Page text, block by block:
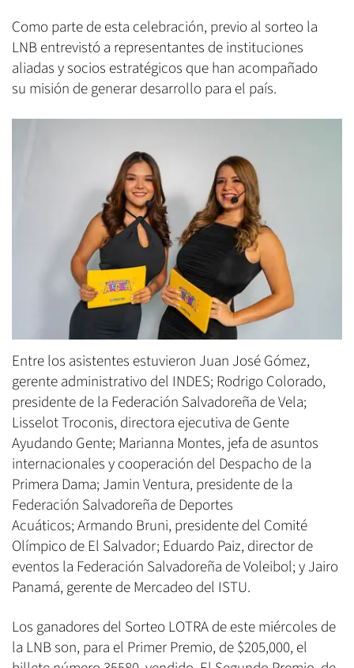
Como parte de esta celebración, previo al sorteo la
LNB entrevistó a representantes de instituciones
aliadas y socios estratégicos que han acompañado
su misión de generar desarrollo para el país.
Entre los asistentes estuvieron Juan José Gómez,
gerente administrativo del INDES; Rodrigo Colorado,
presidente de la Federación Salvadoreña de Vela;
Lisselot Troconis, directora ejecutiva de Gente
Ayudando Gente; Marianna Montes, jefa de asuntos
internacionales y cooperación del Despacho de la
Primera Dama; Jamin Ventura, presidente de la
Federación Salvadoreña de Deportes
Acuáticos; Armando Bruni, presidente del Comité
Olímpico de El Salvador; Eduardo Paiz, director de
eventos la Federación Salvadoreña de Voleibol; y Jairo
Panamá, gerente de Mercadeo del ISTU.
Los ganadores del Sorteo LOTRA de este miércoles de
la LNB son, para el Primer Premio, de $205,000, el